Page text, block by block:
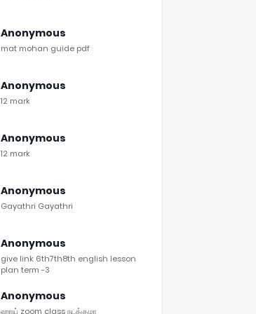
Anonymous
mat mohan guide pdf
Anonymous
12 mark
Anonymous
12 mark
Anonymous
Gayathri Gayathri
Anonymous
give link 6th7th8th english lesson
plan term -3
Anonymous
ஹாய் zoom class நடக்குமா